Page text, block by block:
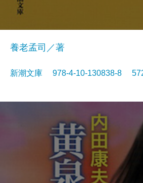
養老孟司／著
新潮文庫 978-4-10-130838-8